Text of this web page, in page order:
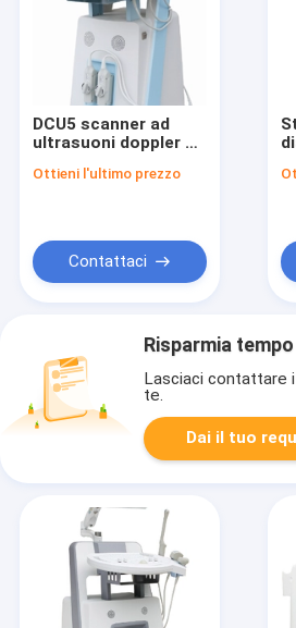
DCU5 scanner ad
ultrasuoni doppler a
Ottieni l'ultimo prezzo
Contattaci
Risparmia tempo
Lasciaci contattare
te.
Dai il tuo